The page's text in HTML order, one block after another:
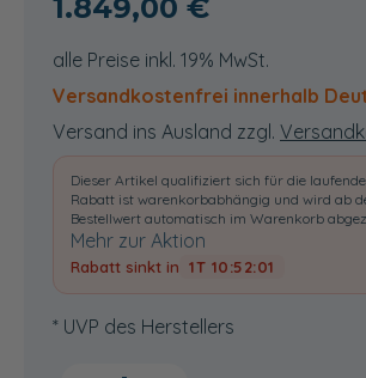
1.849,00 €
alle Preise inkl. 19% MwSt.
Versandkostenfrei innerhalb
Versand ins Ausland zzgl.
Dieser Artikel qualifiziert sich für die
Rabatt ist warenkorbabhängig und wird ab
Bestellwert automatisch im Warenkorb
Mehr zur Aktion
Rabatt sinkt in 1T 10:52:00
* UVP des Herstellers